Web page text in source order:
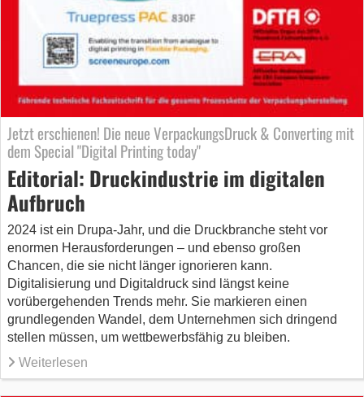
Jetzt erschienen! Die neue VerpackungsDruck & Converting mit
dem Special "Digital Printing today"
Editorial: Druckindustrie im digitalen
Aufbruch
2024 ist ein Drupa-Jahr, und die Druckbranche steht vor
enormen Herausforderungen – und ebenso großen
Chancen, die sie nicht länger ignorieren kann.
Digitalisierung und Digitaldruck sind längst keine
vorübergehenden Trends mehr. Sie markieren einen
grundlegenden Wandel, dem Unternehmen sich dringend
stellen müssen, um wettbewerbsfähig zu bleiben.
Weiterlesen